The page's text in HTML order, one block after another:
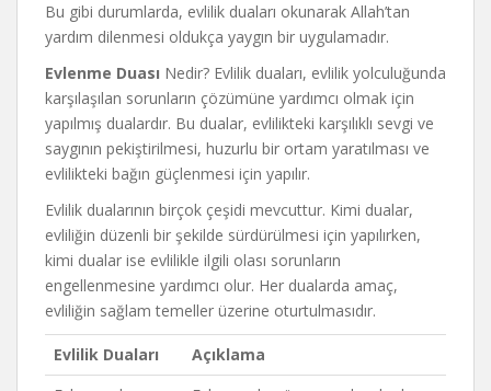
Bu gibi durumlarda, evlilik duaları okunarak Allah’tan
yardım dilenmesi oldukça yaygın bir uygulamadır.
Evlenme Duası Nedir? Evlilik duaları, evlilik yolculuğunda
karşılaşılan sorunların çözümüne yardımcı olmak için
yapılmış dualardır. Bu dualar, evlilikteki karşılıklı sevgi ve
saygının pekiştirilmesi, huzurlu bir ortam yaratılması ve
evlilikteki bağın güçlenmesi için yapılır.
Evlilik dualarının birçok çeşidi mevcuttur. Kimi dualar,
evliliğin düzenli bir şekilde sürdürülmesi için yapılırken,
kimi dualar ise evlilikle ilgili olası sorunların
engellenmesine yardımcı olur. Her dualarda amaç,
evliliğin sağlam temeller üzerine oturtulmasıdır.
Evlilik Duaları
Açıklama